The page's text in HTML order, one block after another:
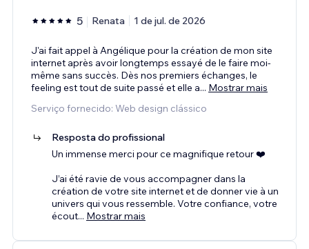
5 Renata 1 de jul. de 2026
J'ai fait appel à Angélique pour la création de mon site
internet après avoir longtemps essayé de le faire moi-
même sans succès. Dès nos premiers échanges, le
feeling est tout de suite passé et elle a... Mostrar mais
Serviço fornecido: Web design clássico
Resposta do profissional
Un immense merci pour ce magnifique retour ❤️
J’ai été ravie de vous accompagner dans la
création de votre site internet et de donner vie à un
univers qui vous ressemble. Votre confiance, votre
écout... Mostrar mais